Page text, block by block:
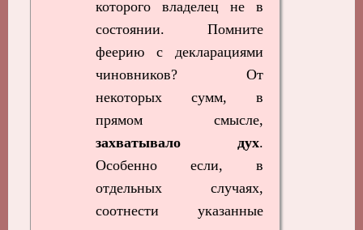
которого владелец не в
состоянии. Помните
феерию с декларациями
чиновников? От
некоторых сумм, в
прямом смысле,
захватывало дух.
Особенно если, в
отдельных случаях,
соотнести указанные